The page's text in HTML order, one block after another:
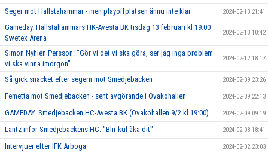
Seger mot Hallstahammar - men playoffplatsen ännu inte klar 2024-02-13 21:41
Gameday. Hallstahammars HK-Avesta BK tisdag 13 februari kl 19.00
Swetex Arena
2024-02-13 10:42
Simon Nyhlén Persson: "Gör vi det vi ska göra, ser jag inga problem
vi ska vinna imorgon"
2024-02-12 18:17
Så gick snacket efter segern mot Smedjebacken 2024-02-09 23:26
Femetta mot Smedjebacken - sent avgörande i Ovakohallen 2024-02-09 22:13
GAMEDAY. Smedjebacken HC-Avesta BK (Ovakohallen 9/2 kl 19:00) 2024-02-09 09:19
Lantz inför Smedjebackens HC: "Blir kul åka dit" 2024-02-08 18:41
Intervjuer efter IFK Arboga 2024-02-02 23:03